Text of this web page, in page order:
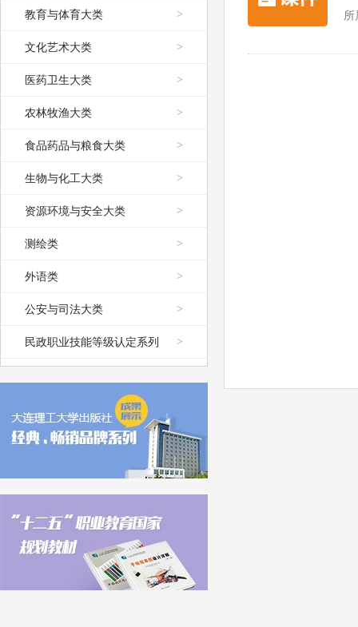
教育与体育大类 >
文化艺术大类 >
医药卫生大类 >
农林牧渔大类 >
食品药品与粮食大类 >
生物与化工大类 >
资源环境与安全大类 >
测绘类 >
外语类 >
公安与司法大类 >
民政职业技能等级认定系列 >
所